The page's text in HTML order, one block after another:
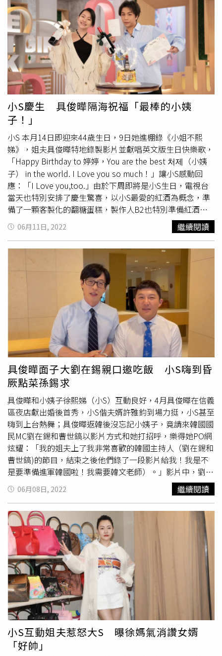
小S慶生 具俊曄隔海祝福「最棒的小姨
子！」
小S 本月14日即迎來44歲生日，9日她進棚錄《小姐不熙
娣》，姐夫具俊曄特地錄製影片並獻唱英文版生日快樂歌，
「Happy Birthday to 婷婷，You are the best 처제（小姨
子） in the world. I Love you so much！」讓小S感動回
應：「I Love you,too.」由於下周即將是小S生日，電視台
當天也特別安排了慶生驚喜，以小S最愛的紅酒為概念，準
備了一顆客製化的翻糖蛋糕，製作人B2也特別準備紅酒，
讓小Ｓ開心歡呼：「我回家就要開喝！」節目班底和助理主
持人派翠克也送上各自精心準備的禮物，派翠克還故意鬧小
S說：「我知道妳討厭收禮物，但我硬要（送）！」接著B2
播出具俊曄親自獻唱英文版生日快樂歌的影片，影片中具俊
曄直接以小S的乳名「婷婷」稱呼她，可見兩人關係已變得
相當親近。先前許願G-DRAGON幫忙慶生的她更頻問：「一
定還有（G-DRAGON，權志龍）對不對？」一旁的派翠克立
刻權志龍上身又唱要跳。而關於韓國國民主持人劉在錫對她
的飯局邀請影片，她直呼：「心情非常嗨！」表示待疫情穩
定後，能出國的第一個旅遊地就選韓國，「一定要請劉在錫
大哥和曹世鎬大哥請我吃飯。」還許願大咖韓星崔宇植
、孫
錫久、張赫等人能一起。問及倘若這些韓星來台是否會想請
他們吃飯？小S雀躍回應：「如果他們願意的話，我很樂意
親手下廚招待他們，然後也可以睡在我們家。」一旁的派翠
克笑虧：「這個邀約也太奇怪了吧！」《小姐不熙娣》每周
一至周五晚間10點東森綜合台播出。本月14日即將生日的
小S，收到姐夫具俊曄驚喜拍片祝福。（圖／東森提供）
06月11日, 2022 繼續閱讀
具俊曄面子大劉在錫親口邀吃飯 小S嗨到昏
厥點菜孫錫求
具俊曄和小姨子徐熙娣（小S）互動良好，4月具俊曄在信義
區夜店獻出婚後首秀，小S偕夫婿許雅鈞到場力挺，小S甚至
嗨到上台熱舞；具俊曄返韓後沒忘記小姨子，竟請來韓國國
民MC劉在錫和曹世鎬以影片方式和她打招呼，樂得她PO網
炫耀：「我的姐夫上了我非常喜歡的韓國主持人（劉在錫和
曹世鎬)的節目，結束之後他們錄了一段影片給我！我是不
是要準備進軍韓國啦！我需要韓文老師）。」影片中，劉在
錫和曹世鎬先是用韓文問安，隨後曹世鎬改以中文表示「妳
好」，劉在錫接著說道：「熙娣小姐，透過影片向妳問候，
希後之後能真的見一面。」曹世鎬馬上熱情邀約「Please
come to Korea」，劉在錫聽到他撂英文，笑說兩人英文不
太好，無法完整表達心意，「祝福哥和熙媛嫂子兩位能夠幸
福，希望能夠儘快當面問候。」他們也邀請小S到韓國，屆
時由兩人做東請客。劉在錫和曹世鎬一起主持訪談節目《劉
QUIZ ON THE BLOCK》，具俊曄此次回韓國除了與好友相
聚，應也上了該節目，明日他還會在全州的一場泳池派對表
演DJ秀。看到韓國綜藝大神劉在錫，小S興奮直呼「我已
high到昏厥」，但她似乎並不滿足，放話「先變熟，再把具
先生（孫錫求）請來，還有崔宇植 」。除了劉在錫，小S還
想見「具先生」孫錫求以及崔宇植。（圖／翻攝小S臉書）
06月08日, 2022 繼續閱讀
小S互動姐夫惹怒大S 曝徐媽氣消讚女婿
「好帥」